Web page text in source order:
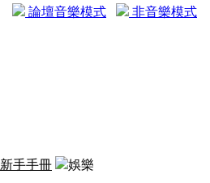
論壇音樂模式 非音樂模式
新手手冊
娛樂